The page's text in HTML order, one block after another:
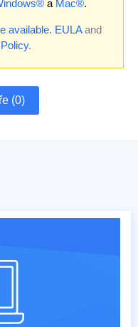
a Mac®.
available. EULAand
.
(0)